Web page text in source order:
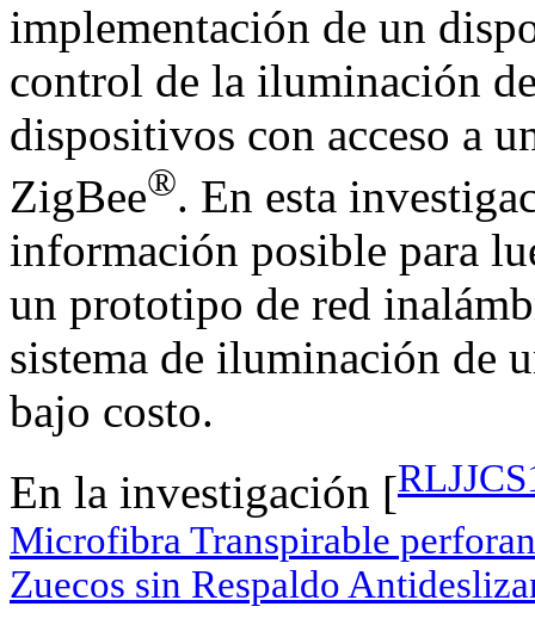
implementación de un
control de la iluminación
dispositivos con acceso a
ZigBee®. En esta
información posible para
un prototipo de red
sistema de iluminación de
bajo costo.
En la investigación [
Microfibra Transpirable
Zuecos sin Respaldo